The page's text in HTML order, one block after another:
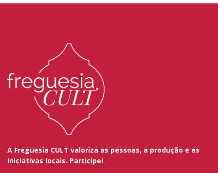
A Freguesia CULT valoriza as pessoas, a produção e as
iniciativas locais. Participe!